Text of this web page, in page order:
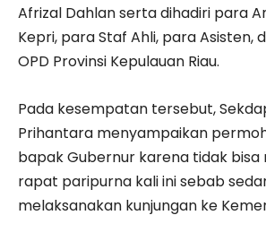
Afrizal Dahlan serta dihadiri para
Kepri, para Staf Ahli, para Asisten,
OPD Provinsi Kepulauan Riau.
Pada kesempatan tersebut,
Prihantara menyampaikan
bapak Gubernur karena tidak bisa
rapat paripurna kali ini sebab
melaksanakan kunjungan ke